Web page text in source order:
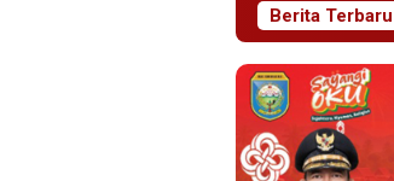
Berita Terbaru
2026, Ajang Bergengsi Cetak